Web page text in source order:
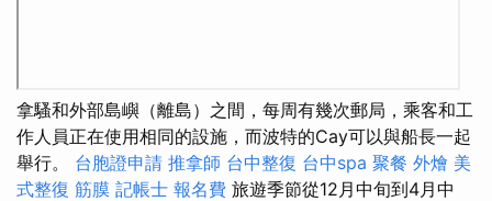
拿騷和外部島嶼（離島）之間，每周有幾次郵局，乘客和工
作人員正在使用相同的設施，而波特的Cay可以與船長一起
舉行。 台胞證申請 推拿師 台中整復 台中spa 聚餐 外燴 美
式整復 筋膜 記帳士 報名費 旅遊季節從12月中旬到4月中